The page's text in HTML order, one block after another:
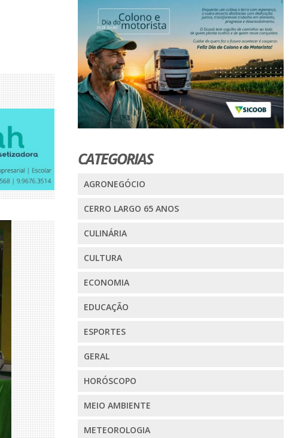
CATEGORIAS
AGRONEGÓCIO
CERRO LARGO 65 ANOS
CULINÁRIA
CULTURA
ECONOMIA
EDUCAÇÃO
ESPORTES
GERAL
HORÓSCOPO
MEIO AMBIENTE
METEOROLOGIA